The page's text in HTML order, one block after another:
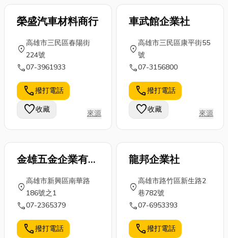
榮盛汽車材料商行
location_on
高雄市三民區春陽街
224號
call07-3961933
call撥打電話
favorite收藏 來源
車武館企業社
location_on
高雄市三民區康平街55
號
call07-3156800
call撥打電話
favorite收藏 來源
金雄五金企業有限
公司
location_on
高雄市新興區南華路
186號之1
call07-2365379
call撥打電話
龍邦企業社
location_on
高雄市路竹區新生路2
巷782號
call07-6953393
call撥打電話